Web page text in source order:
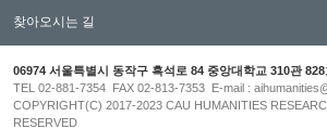
찾아오시는 길
06974 서울특별시 동작구 흑석로 84 중앙대학교 310관 828
TEL 02-881-7354 FAX 02-813-7353 E-mail :
COPYRIGHT(C) 2017-2023 CAU HUMANITIES
RESERVED